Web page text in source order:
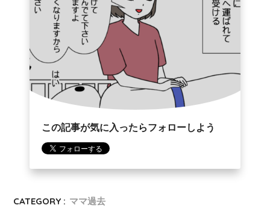
この記事が気に入ったらフォローしよう
CATEGORY : ママ過去